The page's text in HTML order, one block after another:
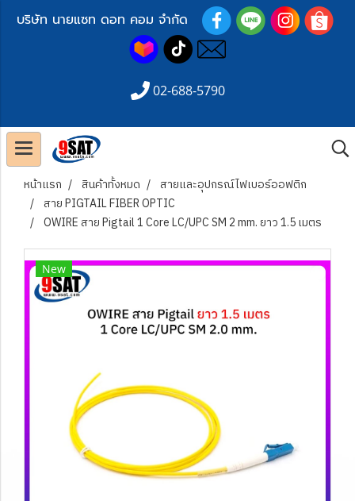
บริษัท นายแซท ดอท คอม จำกัด
02-688-5790
หน้าแรก สินค้าทั้งหมด
สายและอุปกรณ์ไฟเบอร์ออฟติก
สาย PIGTAIL FIBER OPTIC
OWIRE สาย Pigtail 1 Core LC/UPC SM 2 mm. ยาว 1.5 เมตร
New